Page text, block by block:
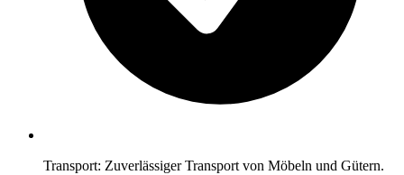
Transport: Zuverlässiger Transport von Möbeln und Gütern.